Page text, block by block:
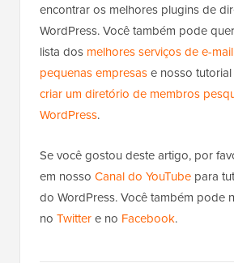
encontrar os melhores plugins de
WordPress. Você também pode
lista dos melhores serviços de e-
pequenas empresase nosso
criar um diretório de membros
WordPress.
Se você gostou deste artigo, por
em nosso Canal do YouTube para
do WordPress. Você também pode
no Twittere no Facebook.